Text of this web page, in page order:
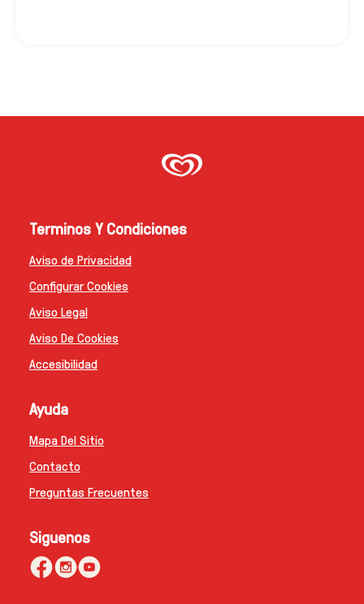
Terminos Y Condiciones
Aviso de Privacidad
Configurar Cookies
Aviso Legal
Aviso De Cookies
Accesibilidad
Ayuda
Mapa Del Sitio
Contacto
Preguntas Frecuentes
Siguenos